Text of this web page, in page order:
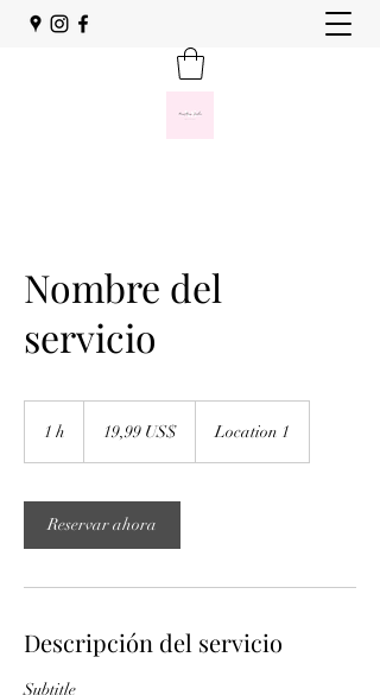
Nombre del
servicio
1 h
estadounidenses
19,99 US$ Location 1
Reservar ahora
Descripción del servicio
Subtitle